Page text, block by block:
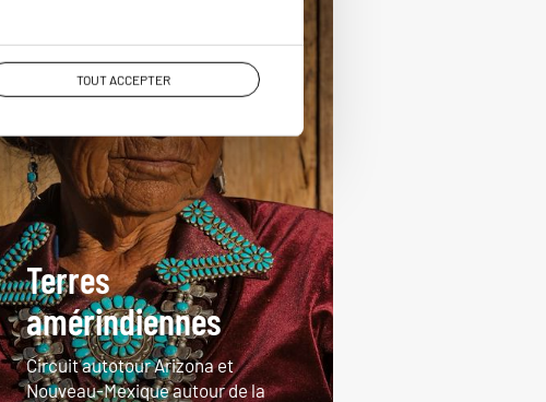
TOUT ACCEPTER
Terres
amérindiennes
Circuit autotour Arizona et
Nouveau-Mexique autour de la